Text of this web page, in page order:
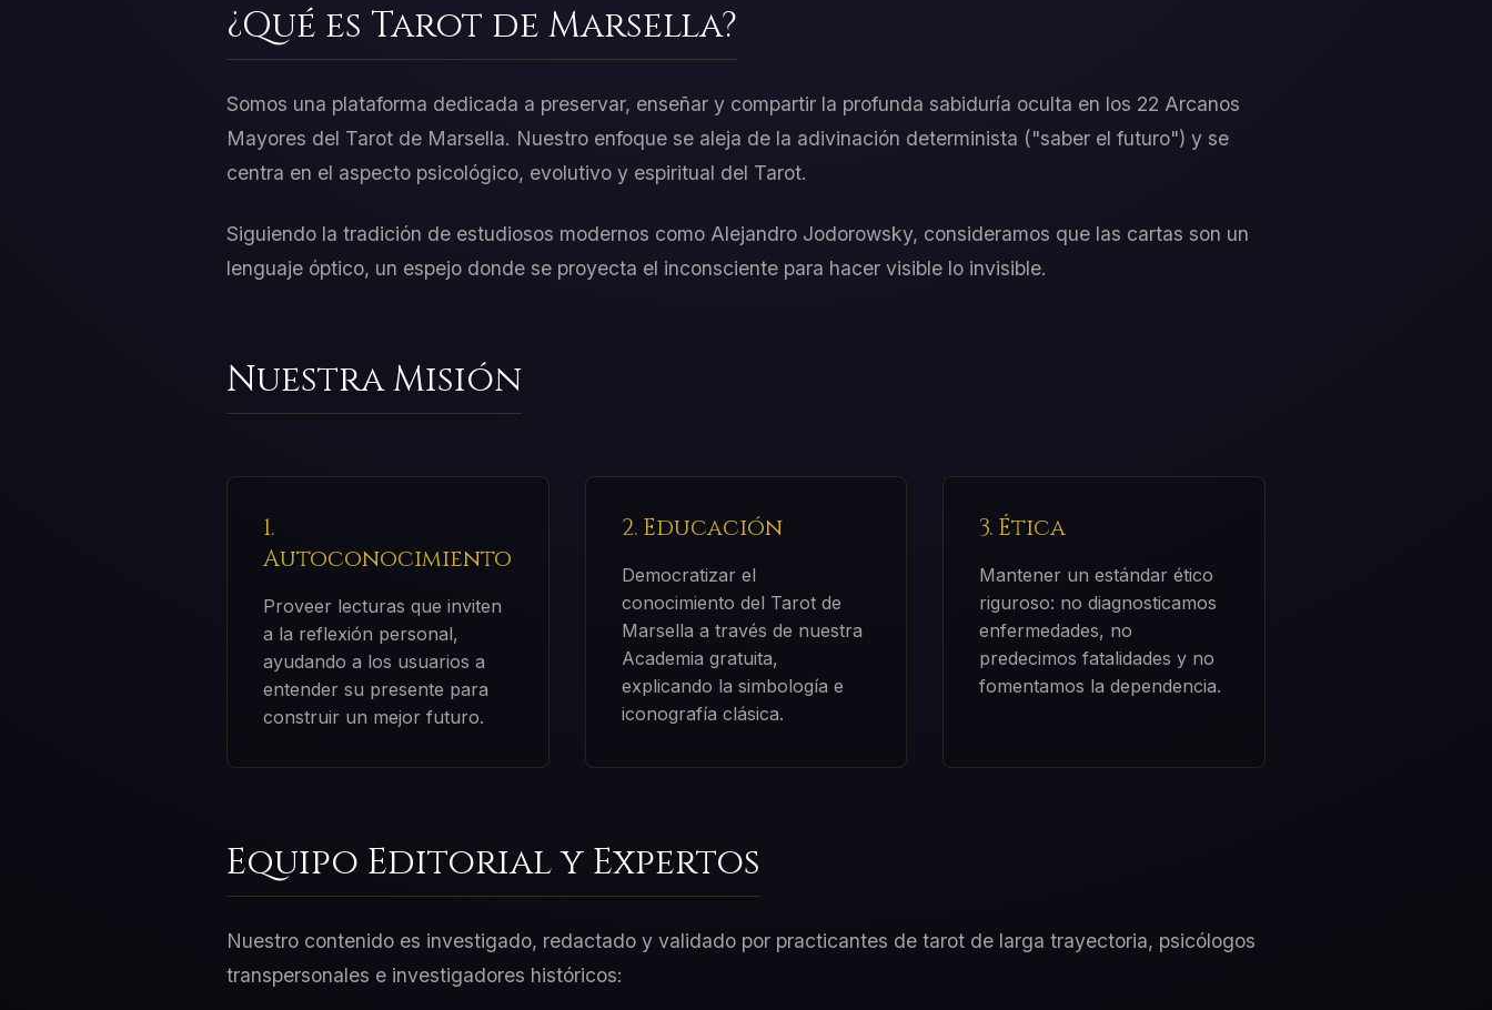
¿Qué es Tarot de Marsella?
Somos una plataforma dedicada a preservar, enseñar y compartir la profunda sabiduría oculta en los 22 Arcanos
Mayores del Tarot de Marsella. Nuestro enfoque se aleja de la adivinación determinista ("saber el futuro") y se
centra en el aspecto psicológico, evolutivo y espiritual del Tarot.
Siguiendo la tradición de estudiosos modernos como Alejandro Jodorowsky, consideramos que las cartas son un
lenguaje óptico, un espejo donde se proyecta el inconsciente para hacer visible lo invisible.
Nuestra Misión
1.
Autoconocimiento
Proveer lecturas que inviten
a la reflexión personal,
ayudando a los usuarios a
entender su presente para
construir un mejor futuro.
2. Educación
Democratizar el
conocimiento del Tarot de
Marsella a través de nuestra
Academia gratuita,
explicando la simbología e
iconografía clásica.
3. Ética
Mantener un estándar ético
riguroso: no diagnosticamos
enfermedades, no
predecimos fatalidades y no
fomentamos la dependencia.
Equipo Editorial y Expertos
Nuestro contenido es investigado, redactado y validado por practicantes de tarot de larga trayectoria, psicólogos
transpersonales e investigadores históricos: